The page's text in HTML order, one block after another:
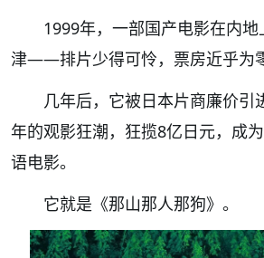
1999年，一部国产电影在内
津——排片少得可怜，票房近乎为
几年后，它被日本片商廉价引
年的观影狂潮，狂揽8亿日元，成
语电影。
它就是《那山那人那狗》。